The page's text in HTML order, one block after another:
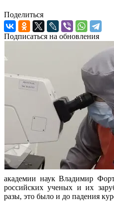
Поделиться
Подписаться на обновления
академии наук Владимир
российских ученых и их
разы, это было и до падения